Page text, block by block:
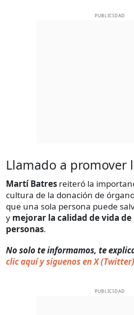
PUBLICIDAD
Llamado a promover
Martí Batres reiteró la
cultura de la donación de
que una sola persona puede
y mejorar la calidad de vida de
personas.
No solo te informamos, te
clic aquí y siguenos en X (Twitter)
PUBLICIDAD